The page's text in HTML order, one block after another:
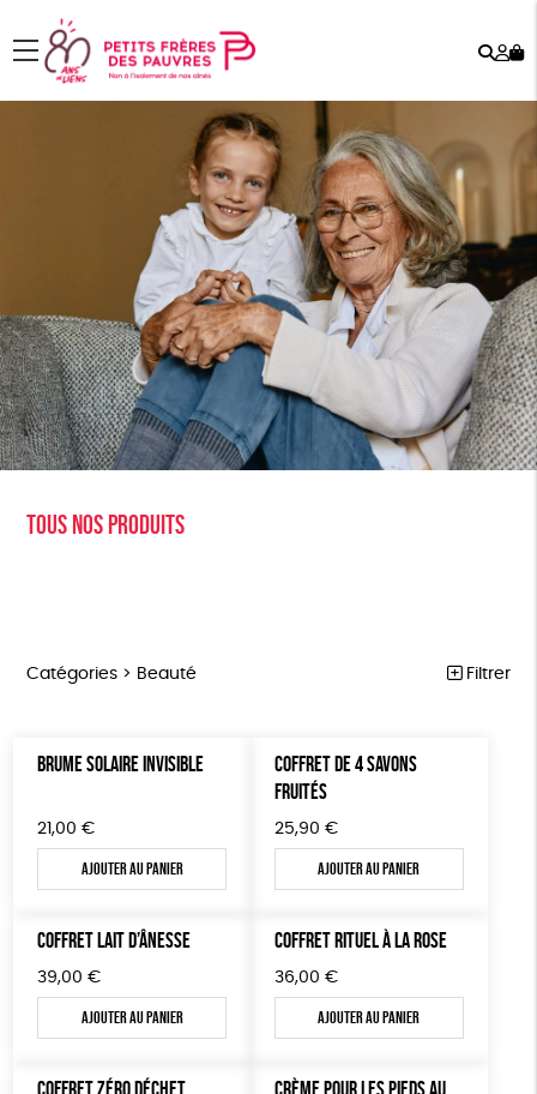
menu
Tous nos produits
Catégories > Beauté Filtrer
HOMMES
ENFANTS
MAISON
ÉPICERIE
Par défaut
Nouveauté
Prix : du - cher au + cher
0 € - 50 €
50 € - 100 €
150 € - 200 €
Plus de 200€
Couleur
terracotta vert
Mots clés
BRUME SOLAIRE INVISIBLE
21,00 €
Ajouter au panier
COFFRET DE 4 SAVONS
FRUITÉS
25,90 €
Ajouter au panier
COFFRET LAIT D’ÂNESSE
39,00 €
Ajouter au panier
COFFRET RITUEL À LA ROSE
36,00 €
Ajouter au panier
COFFRET ZÉRO DÉCHET
CRÈME POUR LES PIEDS AU